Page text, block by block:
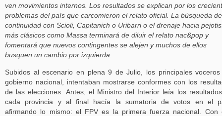
ven movimientos internos. Los resultados se explican por los
problemas del país que carcomieron el relato oficial. La búsqueda de
continuidad con Scioli, Capitanich o Uribarri o el drenaje hacia
más clásicos como Massa terminará de diluir el relato nac&pop y
fomentará que nuevos contingentes se alejen y muchos de ellos
busquen un cambio por izquierda.
Subidos al escenario en plena 9 de Julio, los principales
gobierno nacional, intentaban mostrarse conformes con los
de las elecciones. Antes, el Ministro del Interior leía los
cada provincia y al final hacía la sumatoria de votos en el
afirmando lo mismo: el FPV es la primera fuerza nacional. Con